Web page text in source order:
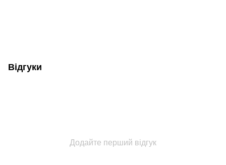
Відгуки
Додайте перший відгук